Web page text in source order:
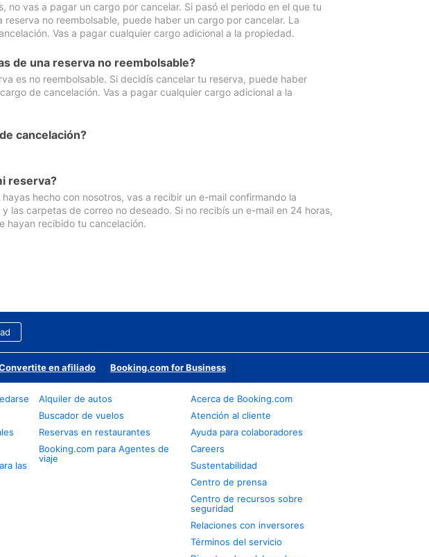
no vas a pagar un cargo por cancelar. Si pasó el periodo en el que tu
no reembolsable, puede haber un cargo por cancelar. La
Vas a pagar cualquier cargo adicional a la propiedad.
de una reserva no reembolsable?
es no reembolsable. Si decidís cancelar tu reserva, puede haber
de cancelación. Vas a pagar cualquier cargo adicional a la
cancelación?
reserva?
hecho con nosotros, vas a recibir un e-mail confirmando la
las carpetas de correo no deseado. Si no recibís un e-mail en 24 horas,
hayan recibido tu cancelación.
en afiliado Booking.com for Business
las
Alquiler de autos
Buscador de vuelos
Reservas en restaurantes
Booking.com para Agentes de
viaje
Acerca de Booking.com
Atención al cliente
Ayuda para colaboradores
Careers
Sustentabilidad
Centro de prensa
Centro de recursos sobre
seguridad
Relaciones con inversores
Términos del servicio